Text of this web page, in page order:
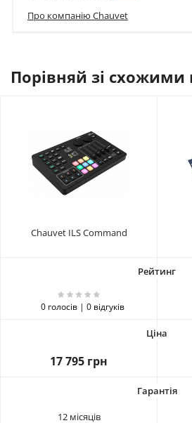
Про компанію Chauvet
Порівняй зі
Chauvet ILS Command
0 голосів | 0 відгуків
17 795 грн
12 місяців